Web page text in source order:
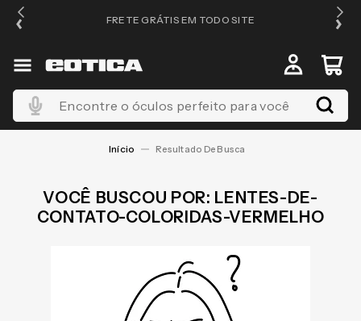
FRETE GRÁTIS EM TODO SITE
Encontre o óculos perfeito para você
LENTES-DE-
CONTATO-COLORIDAS-VERMELHO